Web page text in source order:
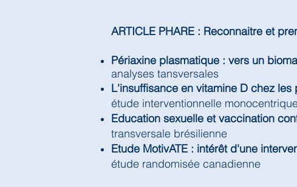
ARTICLE PHARE : Reconnaitre et
Périaxine plasmatique : vers un
analyses tansversales
L'insuffisance en vitamine D chez
étude interventionnelle
Education sexuelle et vaccination
transversale brésilienne
Etude MotivATE : intérêt d'une
étude randomisée canadienne